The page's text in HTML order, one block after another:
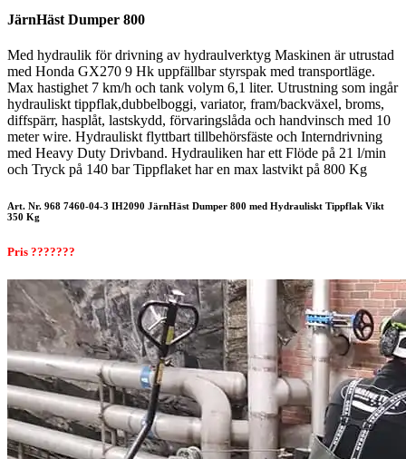
JärnHäst Dumper 800
Med hydraulik för drivning av hydraulverktyg Maskinen är utrustad
med Honda GX270 9 Hk uppfällbar styrspak med transportläge.
Max hastighet 7 km/h och tank volym 6,1 liter. Utrustning som ingår
hydrauliskt tippflak,dubbelboggi, variator, fram/backväxel, broms,
diffspärr, hasplåt, lastskydd, förvaringslåda och handvinsch med 10
meter wire. Hydrauliskt flyttbart tillbehörsfäste och Interndrivning
med Heavy Duty Drivband. Hydrauliken har ett Flöde på 21 l/min
och Tryck på 140 bar Tippflaket har en max lastvikt på 800 Kg
Art. Nr. 968 7460-04-3 IH2090 JärnHäst Dumper 800 med Hydrauliskt Tippflak Vikt
350 Kg
Pris ???????